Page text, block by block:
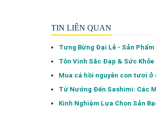
TIN LIÊN QUAN
Tưng Bừng Đại Lễ - Sản Phẩm
Tôn Vinh Sắc Đẹp & Sức
Mua cá hồi nguyên con tươi ở
Từ Nướng Đến Sashimi: Các
Kinh Nghiệm Lựa Chọn Sản